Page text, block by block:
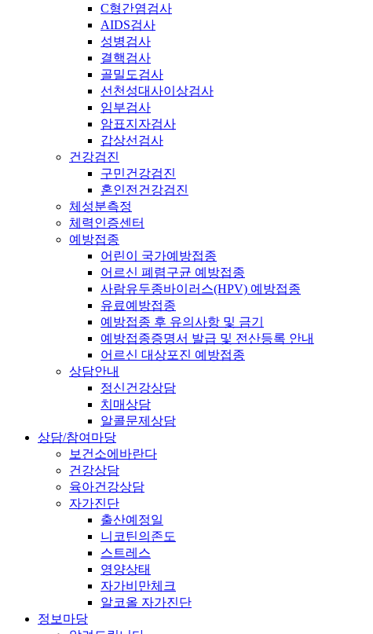
C형간염검사
AIDS검사
성병검사
결핵검사
골밀도검사
선천성대사이상검사
임부검사
암표지자검사
갑상선검사
건강검진
구민건강검진
혼인전건강검진
체성분측정
체력인증센터
예방접종
어린이 국가예방접종
어르신 폐렴구균 예방접종
사람유두종바이러스(HPV) 예방접종
유료예방접종
예방접종 후 유의사항 및 금기
예방접종증명서 발급 및 전산등록 안내
어르신 대상포진 예방접종
상담안내
정신건강상담
치매상담
알콜문제상담
상담/참여마당
보건소에바란다
건강상담
육아건강상담
자가진단
출산예정일
니코틴의존도
스트레스
영양상태
자가비만체크
알코올 자가진단
정보마당